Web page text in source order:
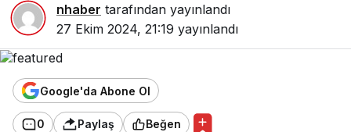
nhaber tarafından yayınlandı
27 Ekim 2024, 21:19 yayınlandı
Google'da Abone Ol
0 Paylaş Beğen